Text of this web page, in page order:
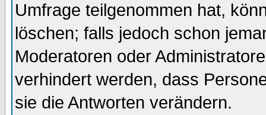
Umfrage teilgenommen hat,
löschen; falls jedoch schon
Moderatoren oder
verhindert werden, dass
sie die Antworten verändern.